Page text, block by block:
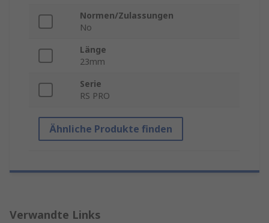
Normen/Zulassungen
No
Länge
23mm
Serie
RS PRO
Ähnliche Produkte finden
Verwandte Links